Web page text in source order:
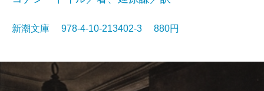
新潮文庫 978-4-10-213402-3 880円